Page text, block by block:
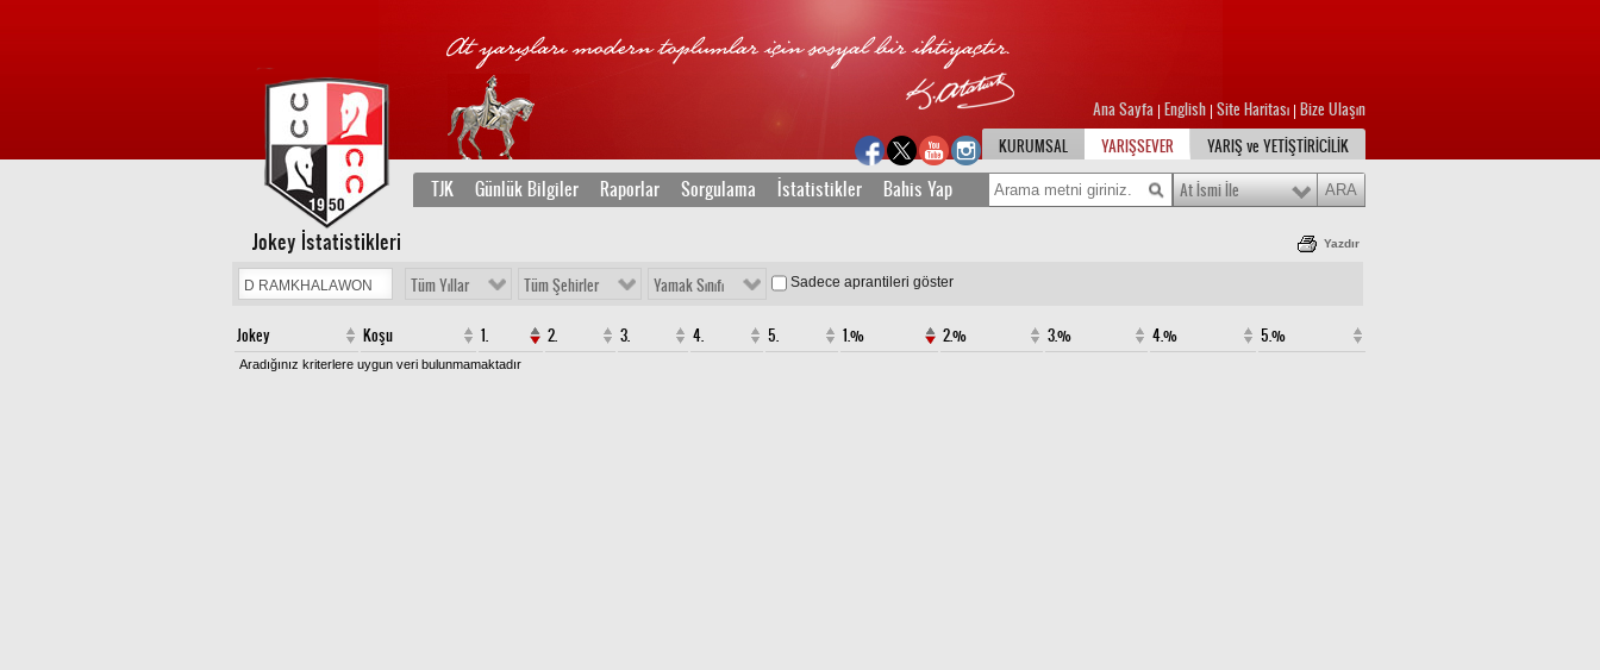
Ana Sayfa English Site Haritası Bize Ulaşın
KURUMSAL
YARIŞSEVER YARIŞ ve YETİŞTİRİCİLİK
TJK Günlük Bilgiler Raporlar Sorgulama İstatistikler Bahis Yap At İsmi İle
Jokey İstatistikleri Yazdır
Tüm Yıllar Tüm Şehirler Yamak Sınıfı Sadece aprantileri göster
Jokey Koşu 1. 2. 3. 4. 5. 1.% 2.% 3.% 4.% 5.%
Aradığınız kriterlere uygun veri bulunmamaktadır